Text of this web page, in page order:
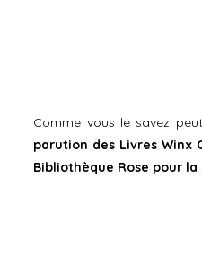
Comme vous le savez
parution des Livres Winx
Bibliothèque Rose pour